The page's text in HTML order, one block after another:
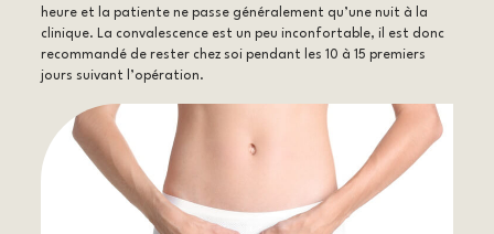
heure et la patiente ne passe généralement qu’une nuit à la
clinique. La convalescence est un peu inconfortable, il est donc
recommandé de rester chez soi pendant les 10 à 15 premiers
jours suivant l’opération.